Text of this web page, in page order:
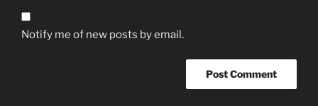
Notify me of new posts by email.